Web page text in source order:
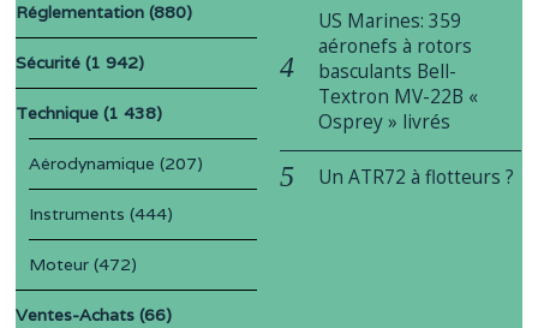
Réglementation (880)
Sécurité (1 942)
Technique (1 438)
Aérodynamique (207)
Instruments (444)
Moteur (472)
Ventes-Achats (66)
US Marines: 359
aéronefs à rotors
basculants Bell-
Textron MV-22B «
Osprey » livrés
Un ATR72 à flotteurs ?